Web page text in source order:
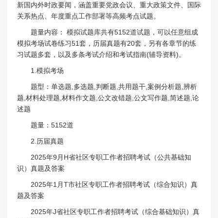
新国内外时政要闻，涵盖重要党政会议、重大政策文件、国际
关系热点、年度重点工作部署等高频考点试题。
题量内容： 模拟试题库共有5152道试题，可以任意组成
模拟考场试卷练习51套，历届真题有20套，另有各章节的练
习试题多套，以及多条考试介绍和考试指南(辅导资料)。
1.模拟考场
题型：单选题,多选题,判断题,共用题干,案例分析题,辨析
题,材料处理题,材料作文题,公文改错题,公文写作题,简述题,论
述题
题量：5152道
2.历届真题
2025年9月H省社区专职工作者招聘考试（公共基础知
识）真题及答案
2025年1月T市社区专职工作者招聘考试（综合知识）真
题及答案
2025年J省社区专职工作者招聘考试（综合基础知识）真